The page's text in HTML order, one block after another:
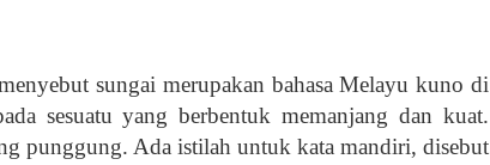
sungai merupakan bahasa Melayu kuno di
sesuatu yang berbentuk memanjang dan kuat.
punggung. Ada istilah untuk kata mandiri, disebut